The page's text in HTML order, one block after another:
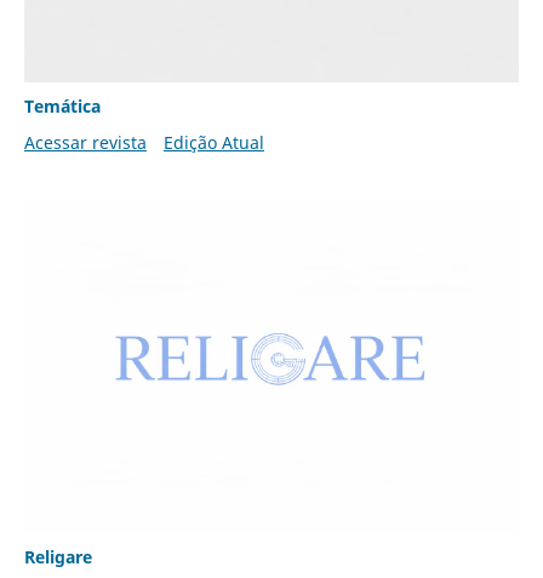
Temática
Acessar revista
Edição Atual
Religare